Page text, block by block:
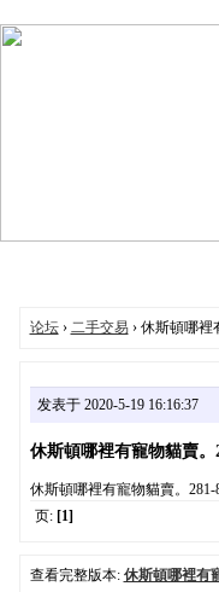
论坛› 二手交易› 休斯頓哪裡
发表于 2020-5-19 16:16:37
休斯頓哪裡有寵物貓賣。
休斯頓哪裡有寵物貓賣。281-
页: [1]
查看完整版本: 休斯頓哪裡有